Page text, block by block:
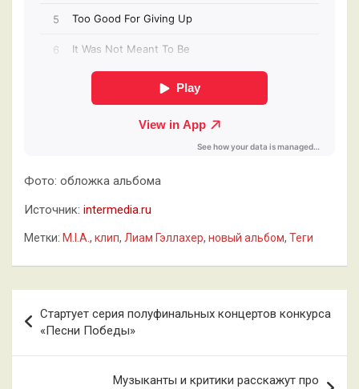
Фото: обложка альбома
Источник: intermedia.ru
Метки: M.I.A. , клип, Лиам Гэллахер, новый альбом, Теги
по
записям
Стартует серия полуфинальных концертов конкурса
«Песни Победы»
Музыканты и критики расскажут про